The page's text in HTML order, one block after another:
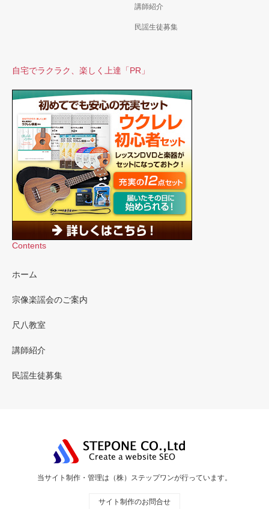
講師紹介
民謡生徒募集
自宅でラクラク、楽しく上達「PR」
Contents
ホーム
宗像楽謡会のご案内
尺八教室
講師紹介
民謡生徒募集
当サイト制作・管理は（株）ステップワンが行っています。
サイト制作のお問合せ